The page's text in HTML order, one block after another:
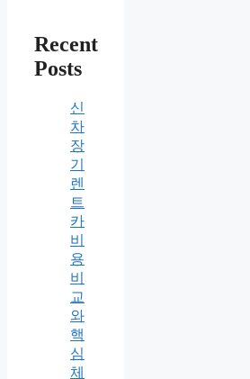
Recent
Posts
신
차
장
기
렌
트
카
비
용
비
교
와
핵
심
체